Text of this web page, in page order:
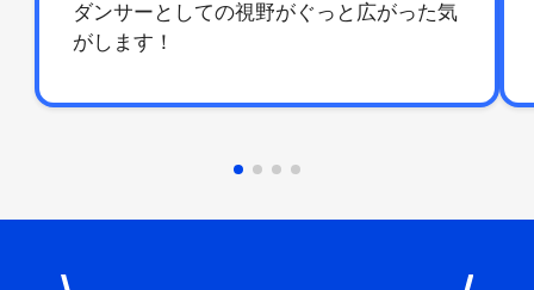
ダンサーとしての視野がぐっと広がった気
がします！